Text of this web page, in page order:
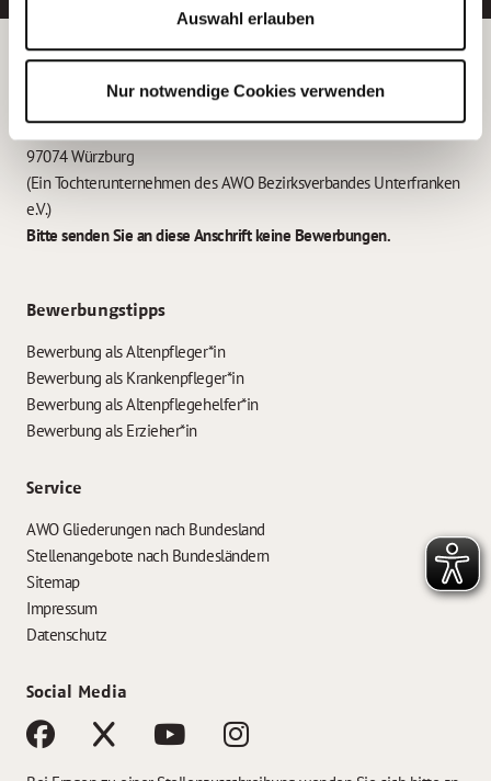
Auswahl erlauben
Nur notwendige Cookies verwenden
Betreiber der Webseite
Garitz Bewirtschaftungsbetriebe GmbH
Kantstraße 45a
97074 Würzburg
(Ein Tochterunternehmen des AWO Bezirksverbandes Unterfranken
e.V.)
Bitte senden Sie an diese Anschrift keine Bewerbungen.
Bewerbungstipps
Bewerbung als Altenpfleger*in
Bewerbung als Krankenpfleger*in
Bewerbung als Altenpflegehelfer*in
Bewerbung als Erzieher*in
Service
AWO Gliederungen nach Bundesland
Stellenangebote nach Bundesländern
Sitemap
Impressum
Datenschutz
Social Media